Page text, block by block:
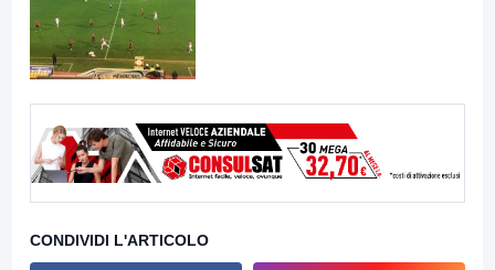
CONDIVIDI L'ARTICOLO